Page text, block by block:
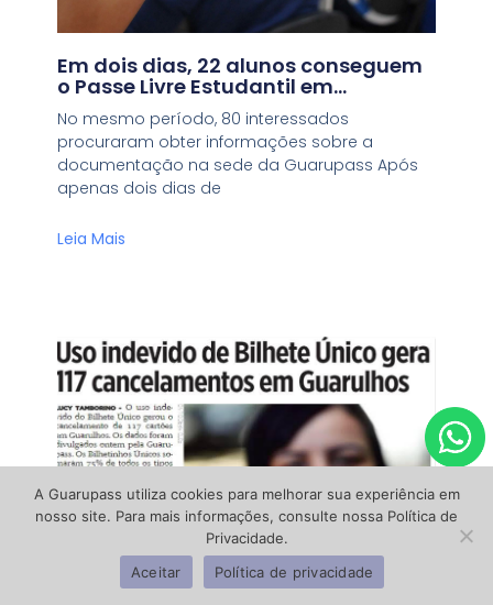
Em dois dias, 22 alunos conseguem
o Passe Livre Estudantil em
Guarulhos
No mesmo período, 80 interessados
procuraram obter informações sobre a
documentação na sede da Guarupass Após
apenas dois dias de
Leia Mais
A Guarupass utiliza cookies para melhorar sua experiência em
nosso site. Para mais informações, consulte nossa Política de
Privacidade.
Aceitar
Política de privacidade